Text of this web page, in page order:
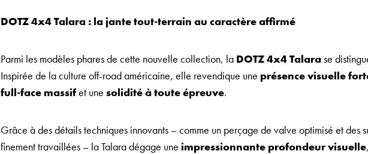
DOTZ 4x4 Talara : la jante tout-terrain au caractère affirmé
Parmi les modèles phares de cette nouvelle collection, la DOTZ 4x4 Talarase
Inspirée de la culture off-road américaine, elle revendique une présence visuelle
full-face massifet une solidité à toute épreuve.
Grâce à des détails techniques innovants – comme un perçage de valve optimisé et des
finement travaillées – la Talara dégage une impressionnante profondeur visuelle